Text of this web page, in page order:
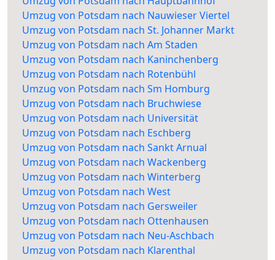
Umzug von Potsdam nach Nauwieser Viertel
Umzug von Potsdam nach St. Johanner Markt
Umzug von Potsdam nach Am Staden
Umzug von Potsdam nach Kaninchenberg
Umzug von Potsdam nach Rotenbühl
Umzug von Potsdam nach Sm Homburg
Umzug von Potsdam nach Bruchwiese
Umzug von Potsdam nach Universität
Umzug von Potsdam nach Eschberg
Umzug von Potsdam nach Sankt Arnual
Umzug von Potsdam nach Wackenberg
Umzug von Potsdam nach Winterberg
Umzug von Potsdam nach West
Umzug von Potsdam nach Gersweiler
Umzug von Potsdam nach Ottenhausen
Umzug von Potsdam nach Neu-Aschbach
Umzug von Potsdam nach Klarenthal